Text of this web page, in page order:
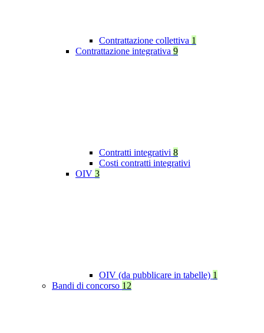
Contrattazione collettiva 1
Contrattazione integrativa 9
Contratti integrativi 8
Costi contratti integrativi
OIV 3
OIV (da pubblicare in tabelle) 1
Bandi di concorso 12